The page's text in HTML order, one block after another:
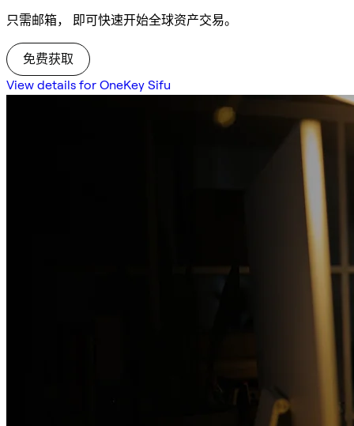
只需邮箱， 即可快速开始全球资产交易。
免费获取
View details for OneKey Sifu